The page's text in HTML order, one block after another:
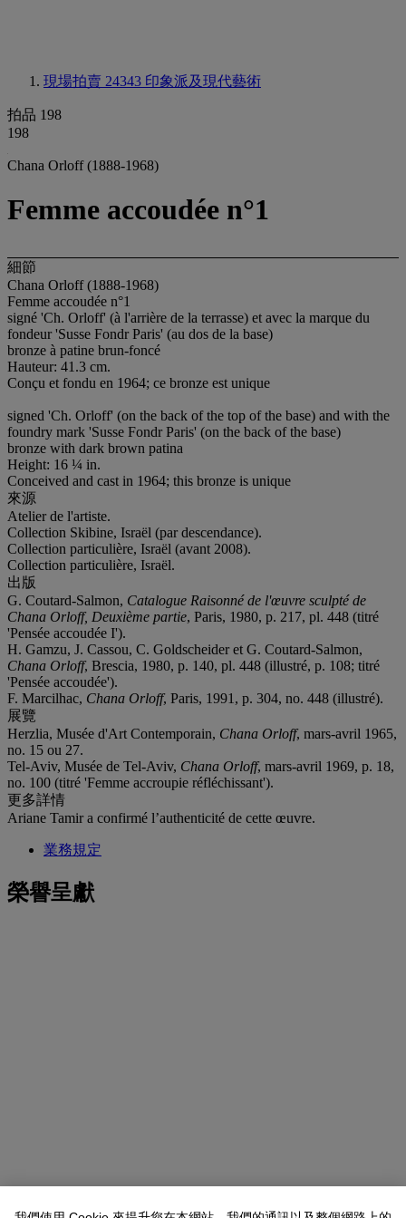
現場拍賣 24343 印象派及現代藝術
拍品 198
198
Chana Orloff (1888-1968)
Femme accoudée n°1
細節
Chana Orloff (1888-1968)
Femme accoudée n°1
signé 'Ch. Orloff' (à l'arrière de la terrasse) et avec la marque du
fondeur 'Susse Fondr Paris' (au dos de la base)
bronze à patine brun-foncé
Hauteur: 41.3 cm.
Conçu et fondu en 1964; ce bronze est unique
signed 'Ch. Orloff' (on the back of the top of the base) and with the
foundry mark 'Susse Fondr Paris' (on the back of the base)
bronze with dark brown patina
Height: 16 ¼ in.
Conceived and cast in 1964; this bronze is unique
來源
Atelier de l'artiste.
Collection Skibine, Israël (par descendance).
Collection particulière, Israël (avant 2008).
Collection particulière, Israël.
出版
G. Coutard-Salmon, Catalogue Raisonné de l'œuvre sculpté de
Chana Orloff, Deuxième partie, Paris, 1980, p. 217, pl. 448 (titré
'Pensée accoudée I').
H. Gamzu, J. Cassou, C. Goldscheider et G. Coutard-Salmon,
Chana Orloff, Brescia, 1980, p. 140, pl. 448 (illustré, p. 108; titré
'Pensée accoudée').
F. Marcilhac, Chana Orloff, Paris, 1991, p. 304, no. 448 (illustré).
展覽
Herzlia, Musée d'Art Contemporain, Chana Orloff, mars-avril 1965,
no. 15 ou 27.
Tel-Aviv, Musée de Tel-Aviv, Chana Orloff, mars-avril 1969, p. 18,
no. 100 (titré 'Femme accroupie réfléchissant').
更多詳情
Ariane Tamir a confirmé l’authenticité de cette œuvre.
業務規定
榮譽呈獻